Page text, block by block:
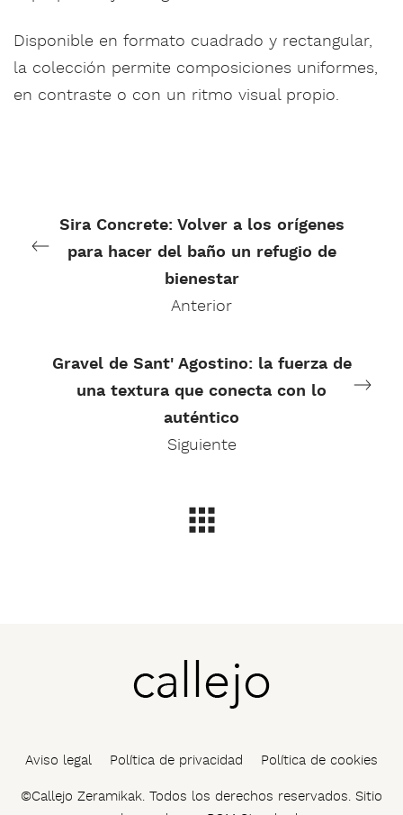
Disponible en formato cuadrado y rectangular,
la colección permite composiciones uniformes,
en contraste o con un ritmo visual propio.
Sira Concrete: Volver a los orígenes
para hacer del baño un refugio de
bienestar
Anterior
Gravel de Sant' Agostino: la fuerza de
una textura que conecta con lo
auténtico
Siguiente
Aviso legal Política de privacidad Política de cookies
©Callejo Zeramikak. Todos los derechos reservados. Sitio